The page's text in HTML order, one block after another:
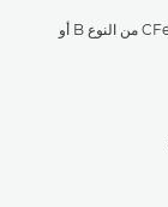
التسجيل باستخدام بطاقة CFexpress من النوع B أو